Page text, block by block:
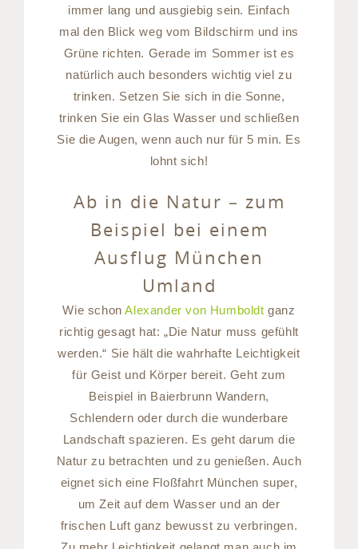
immer lang und ausgiebig sein. Einfach
mal den Blick weg vom Bildschirm und ins
Grüne richten. Gerade im Sommer ist es
natürlich auch besonders wichtig viel zu
trinken. Setzen Sie sich in die Sonne,
trinken Sie ein Glas Wasser und schließen
Sie die Augen, wenn auch nur für 5 min. Es
lohnt sich!
Ab in die Natur – zum
Beispiel bei einem
Ausflug München
Umland
Wie schonAlexander von Humboldt ganz
richtig gesagt hat: „Die Natur muss gefühlt
werden.“ Sie hält die wahrhafte Leichtigkeit
für Geist und Körper bereit. Geht zum
Beispiel in Baierbrunn Wandern,
Schlendern oder durch die wunderbare
Landschaft spazieren. Es geht darum die
Natur zu betrachten und zu genießen. Auch
eignet sich eine Floßfahrt München super,
um Zeit auf dem Wasser und an der
frischen Luft ganz bewusst zu verbringen.